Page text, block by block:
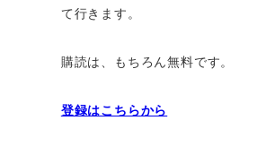
て行きます。
購読は、もちろん無料です。
登録はこちらから